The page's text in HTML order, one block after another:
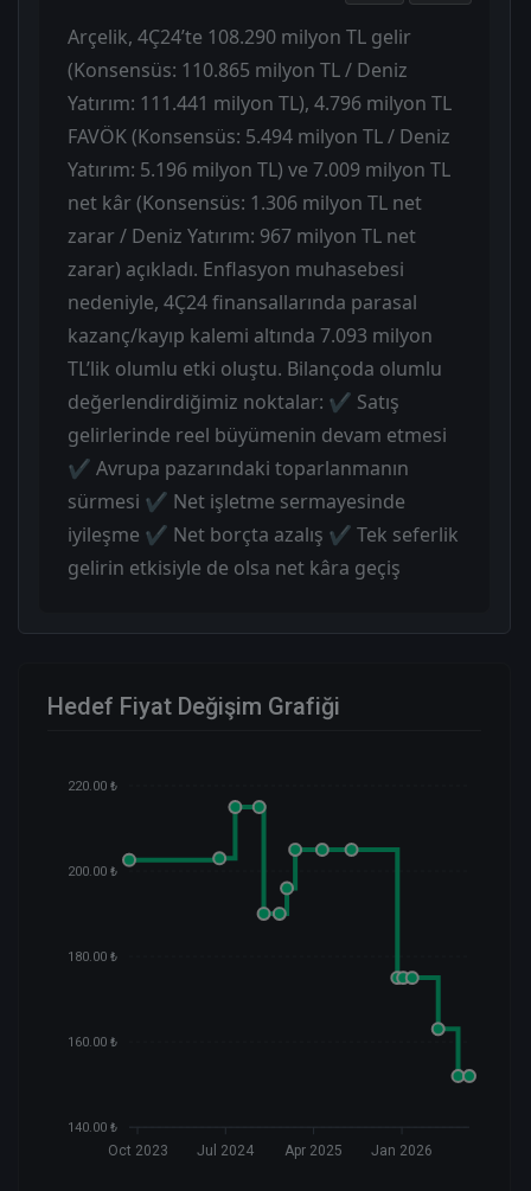
Arçelik, 4Ç24’te 108.290 milyon TL gelir
(Konsensüs: 110.865 milyon TL / Deniz
Yatırım: 111.441 milyon TL), 4.796 milyon TL
FAVÖK (Konsensüs: 5.494 milyon TL / Deniz
Yatırım: 5.196 milyon TL) ve 7.009 milyon TL
net kâr (Konsensüs: 1.306 milyon TL net
zarar / Deniz Yatırım: 967 milyon TL net
zarar) açıkladı. Enflasyon muhasebesi
nedeniyle, 4Ç24 finansallarında parasal
kazanç/kayıp kalemi altında 7.093 milyon
TL’lik olumlu etki oluştu. Bilançoda olumlu
değerlendirdiğimiz noktalar: ✔ Satış
gelirlerinde reel büyümenin devam etmesi
✔ Avrupa pazarındaki toparlanmanın
sürmesi ✔ Net işletme sermayesinde
iyileşme ✔ Net borçta azalış ✔ Tek seferlik
gelirin etkisiyle de olsa net kâra geçiş
Hedef Fiyat Değişim Grafiği
220.00 ₺
200.00 ₺
180.00 ₺
160.00 ₺
140.00 ₺
Oct 2023 Jul 2024 Apr 2025 Jan 2026